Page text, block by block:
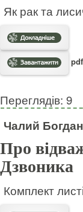
Як рак та
Переглядів: 9
Чалий
Про
Дзвоника
Комплект